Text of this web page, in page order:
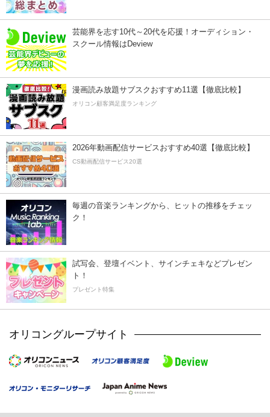
芸能界を志す10代～20代を応援！オーディション・
スクール情報はDeview
漫画読み放題サブスクおすすめ11選【徹底比較】
オリコン顧客満足度ランキング
2026年動画配信サービスおすすめ40選【徹底比較】
CS動画配信サービス20選
毎週の音楽ランキングから、ヒットの推移をチェッ
ク！
試写会、登壇イベント、サインチェキなどプレゼン
ト！
プレゼント特集
オリコングループサイト